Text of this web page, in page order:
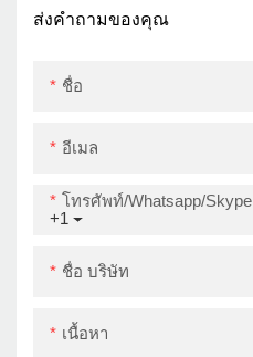
เครื่องพิมพ์ความร้อน
ส่งคำถามของคุณ
ชื่อ
อีเมล
+1
โทรศัพท์/whatsapp/skype
ชื่อ บริษัท
เนื้อหา